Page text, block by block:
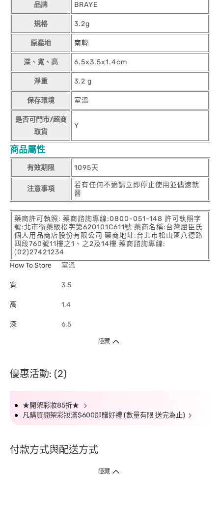
品牌 BRAYE
規格 3.2g
原產地 南韓
深、寬、高 6.5x3.5x1.4cm
淨重 3.2 g
保存環境 室溫
是否可門市/超商
取貨
Y
商品屬性
有效期限 1095天
注意事項
若有任何不適請立即停止使用並儘速就
醫
藥商許可執照: 藥商諮詢專線:0800-051-148 許可執照字
號:北市衛藥販松字第620101C611號 藥商名稱:台灣屈臣氏
個人用品商店股份有限公司 藥商地址:台北市松山區八德路
四段760號11樓之1、之2及14樓 藥商諮詢專線:
(02)27421234
How To Store
室溫
寬 3.5
高 1.4
深 6.5
隱藏
優惠活動: (2)
★開架彩妝85折★
凡購買開架彩妝滿$600即贈好禮 (數量有限 送完為止)
付款方式與配送方式
隱藏